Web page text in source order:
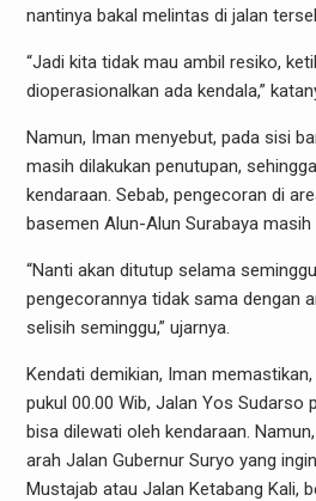
nantinya bakal melintas di jalan
“Jadi kita tidak mau ambil resiko,
dioperasionalkan ada kendala,”
Namun, Iman menyebut, pada sisi
masih dilakukan penutupan,
kendaraan. Sebab, pengecoran di
basemen Alun-Alun Surabaya masih
“Nanti akan ditutup selama
pengecorannya tidak sama dengan
selisih seminggu,” ujarnya.
Kendati demikian, Iman
pukul 00.00 Wib, Jalan Yos Sudarso
bisa dilewati oleh kendaraan.
arah Jalan Gubernur Suryo yang
Mustajab atau Jalan Ketabang Kali,